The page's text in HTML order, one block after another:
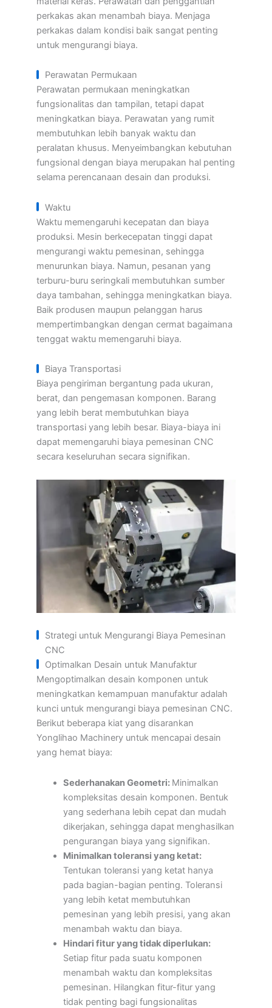
perkakas akan menambah biaya. Menjaga
perkakas dalam kondisi baik sangat penting
untuk mengurangi biaya.
Perawatan Permukaan
Perawatan permukaan meningkatkan
fungsionalitas dan tampilan, tetapi dapat
meningkatkan biaya. Perawatan yang rumit
membutuhkan lebih banyak waktu dan
peralatan khusus. Menyeimbangkan kebutuhan
fungsional dengan biaya merupakan hal penting
selama perencanaan desain dan produksi.
Waktu
Waktu memengaruhi kecepatan dan biaya
produksi. Mesin berkecepatan tinggi dapat
mengurangi waktu pemesinan, sehingga
menurunkan biaya. Namun, pesanan yang
terburu-buru seringkali membutuhkan sumber
daya tambahan, sehingga meningkatkan biaya.
Baik produsen maupun pelanggan harus
mempertimbangkan dengan cermat bagaimana
tenggat waktu memengaruhi biaya.
Biaya Transportasi
Biaya pengiriman bergantung pada ukuran,
berat, dan pengemasan komponen. Barang
yang lebih berat membutuhkan biaya
transportasi yang lebih besar. Biaya-biaya ini
dapat memengaruhi biaya pemesinan CNC
secara keseluruhan secara signifikan.
Strategi untuk Mengurangi Biaya Pemesinan
CNC
Optimalkan Desain untuk Manufaktur
Mengoptimalkan desain komponen untuk
meningkatkan kemampuan manufaktur adalah
kunci untuk mengurangi biaya pemesinan CNC.
Berikut beberapa kiat yang disarankan
Yonglihao Machinery untuk mencapai desain
yang hemat biaya:
Sederhanakan Geometri: Minimalkan
kompleksitas desain komponen. Bentuk
yang sederhana lebih cepat dan mudah
dikerjakan, sehingga dapat menghasilkan
pengurangan biaya yang signifikan.
Minimalkan toleransi yang ketat:
Tentukan toleransi yang ketat hanya
pada bagian-bagian penting. Toleransi
yang lebih ketat membutuhkan
pemesinan yang lebih presisi, yang akan
menambah waktu dan biaya.
Hindari fitur yang tidak diperlukan:
Setiap fitur pada suatu komponen
menambah waktu dan kompleksitas
pemesinan. Hilangkan fitur-fitur yang
tidak penting bagi fungsionalitas